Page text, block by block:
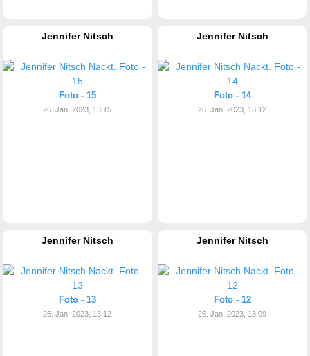
Jennifer Nitsch
Foto - 15
26. Jan. 2023, 13:15
Jennifer Nitsch
Foto - 14
26. Jan. 2023, 13:12
Jennifer Nitsch
Foto - 13
26. Jan. 2023, 13:12
Jennifer Nitsch
Foto - 12
26. Jan. 2023, 13:09